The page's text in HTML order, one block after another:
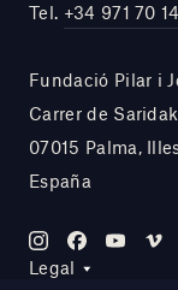
Tel. +34 971 70
Fundació Pilar i
Carrer de
07015 Palma,
España
Legal